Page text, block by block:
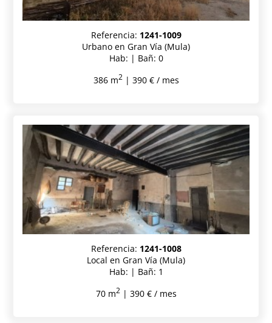
Referencia: 1241-1009
Urbano en Gran Vía (Mula)
Hab: | Bañ: 0
386 m2| 390 € / mes
Referencia: 1241-1008
Local en Gran Vía (Mula)
Hab: | Bañ: 1
70 m2| 390 € / mes